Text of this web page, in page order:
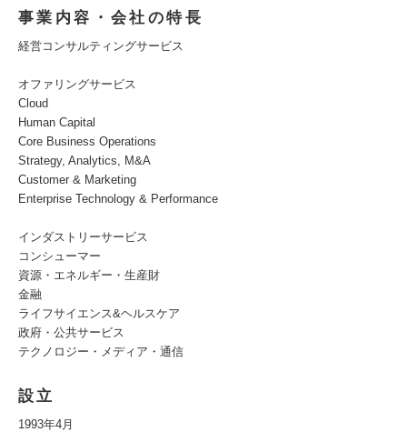
事業内容・会社の特長
経営コンサルティングサービス
オファリングサービス
Cloud
Human Capital
Core Business Operations
Strategy, Analytics, M&A
Customer & Marketing
Enterprise Technology & Performance
インダストリーサービス
コンシューマー
資源・エネルギー・生産財
金融
ライフサイエンス&ヘルスケア
政府・公共サービス
テクノロジー・メディア・通信
設立
1993年4月